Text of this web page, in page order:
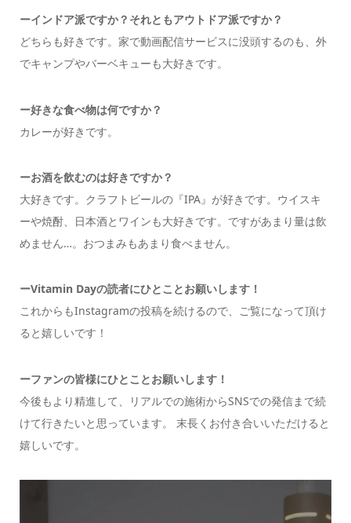
ーインドア派ですか？それともアウトドア派ですか？
どちらも好きです。家で動画配信サービスに没頭するのも、外
でキャンプやバーベキューも大好きです。
ー好きな食べ物は何ですか？
カレーが好きです。
ーお酒を飲むのは好きですか？
大好きです。クラフトビールの『IPA』が好きです。ウイスキ
ーや焼酎、日本酒とワインも大好きです。ですがあまり量は飲
めません…。おつまみもあまり食べません。
ーVitamin Dayの読者にひとことお願いします！
これからもInstagramの投稿を続けるので、ご覧になって頂け
ると嬉しいです！
ーファンの皆様にひとことお願いします！
今後もより精進して、リアルでの施術からSNSでの発信まで続
けて行きたいと思っています。 末長くお付き合いいただけると
嬉しいです。